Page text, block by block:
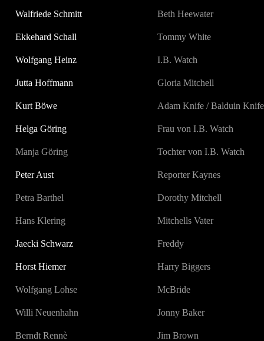
Walfriede Schmitt Beth Heewater
Ekkehard Schall Tommy White
Wolfgang Heinz I.B. Watch
Jutta Hoffmann Gloria Mitchell
Kurt Böwe Adam Knife / Balduin Knife
Helga Göring Frau von I.B. Watch
Manja Göring Tochter von I.B. Watch
Peter Aust Reporter Kaynes
Petra Barthel Dorothy Mitchell
Hans Klering Mitchells Vater
Jaecki Schwarz Freddy
Horst Hiemer Harry Biggers
Wolfgang Lohse McBride
Willi Neuenhahn Jonny Baker
Berndt Rennè Jim Brown